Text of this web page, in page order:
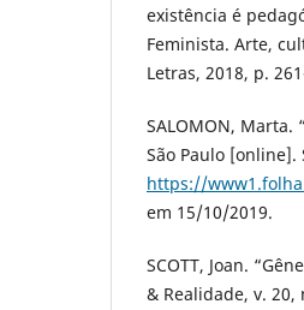
existência é
Feminista. Arte,
Letras, 2018, p.
SALOMON, Marta.
São Paulo [online].
https://
em 15/10/2019.
SCOTT, Joan.
& Realidade, v.